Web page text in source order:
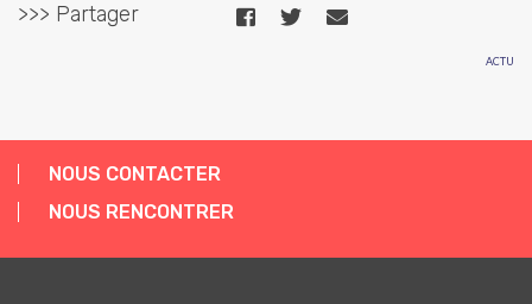
>>> Partager
ACTU
NOUS CONTACTER
NOUS RENCONTRER